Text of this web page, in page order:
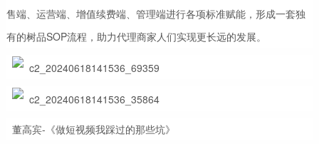
售端、运营端、增值续费端、管理端进行各项标准赋能，形成一套独
有的树品SOP流程，助力代理商家人们实现更长远的发展。
董高宾-《做短视频我踩过的那些坑》